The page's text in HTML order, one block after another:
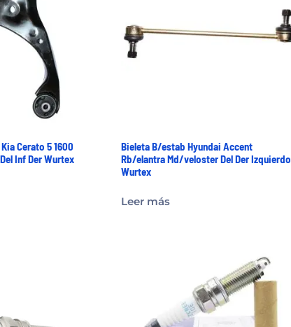
Cerato 5 1600
Inf Der Wurtex
Bieleta B/estab Hyundai Accent
Rb/elantra Md/veloster Del Der Izquierdo
Wurtex
Leer más